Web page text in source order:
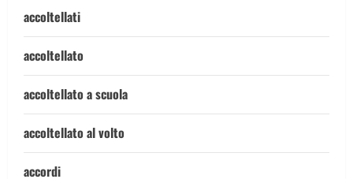
accoltellati
accoltellato
accoltellato a scuola
accoltellato al volto
accordi